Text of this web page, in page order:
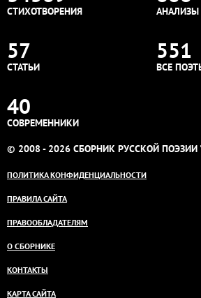
СТИХОТВОРЕНИЯ
57
СТАТЬИ
551
ВСЕ
40
СОВРЕМЕННИКИ
© 2008 - 2026 СБОРНИК РУССКОЙ
ПОЛИТИКА КОНФИДЕНЦИАЛЬНОСТИ
ПРАВИЛА САЙТА
ПРАВООБЛАДАТЕЛЯМ
О СБОРНИКЕ
КОНТАКТЫ
КАРТА САЙТА